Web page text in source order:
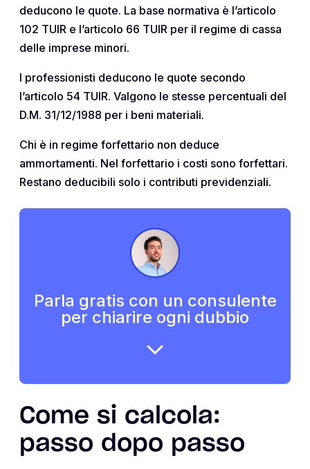
deducono le quote. La base normativa è l’articolo
102 TUIR e l’articolo 66 TUIR per il regime di cassa
delle imprese minori.
I professionisti deducono le quote secondo
l’articolo 54 TUIR. Valgono le stesse percentuali del
D.M. 31/12/1988 per i beni materiali.
Chi è in regime forfettario non deduce
ammortamenti. Nel forfettario i costi sono forfettari.
Restano deducibili solo i contributi previdenziali.
Parla gratis con un consulente
per chiarire ogni dubbio
Come si calcola:
passo dopo passo